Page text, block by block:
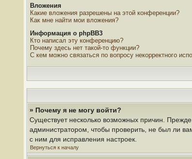
Вложения
Какие вложения разрешены на этой конференции?
Как мне найти мои вложения?
Информация о phpBB3
Кто написал эту конференцию?
Почему здесь нет такой-то функции?
С кем можно связаться по вопросу некорректного
» Почему я не могу войти?
Существует несколько возможных причин.
администратором, чтобы проверить, не был ли
с ним для исправления настроек.
Вернуться к началу